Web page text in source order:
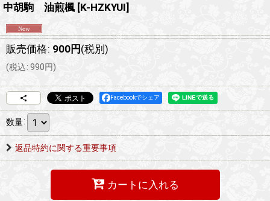
中胡駒 油煎楓 [K-HZKYUI]
販売価格: 900円(税別)
(税込: 990円)
Facebookでシェア
数量:
返品特約に関する重要事項
カートに入れる